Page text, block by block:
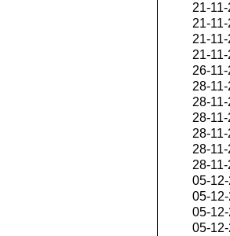
21-
21-
21-
21-
26-
28-
28-
28-
28-
28-
28-
05-
05-
05-
05-